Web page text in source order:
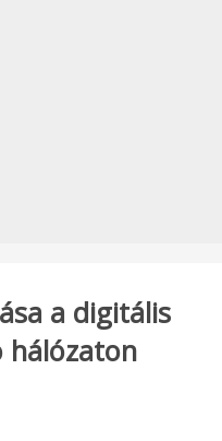
a digitális
hálózaton